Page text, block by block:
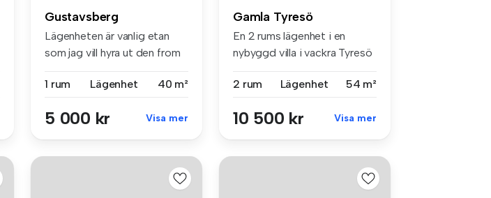
Gustavsberg
Lägenheten är vanlig etan
som jag vill hyra ut den from
1 rum
Lägenhet 40 m²
5 000 kr Visa mer
Gamla Tyresö
En 2 rums lägenhet i en
nybyggd villa i vackra Tyresö
2 rum
Lägenhet 54 m²
10 500 kr Visa mer